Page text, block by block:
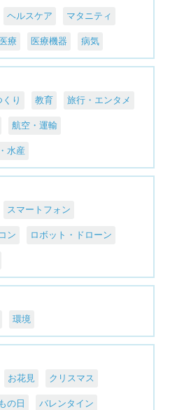
ヘルスケア マタニティ
医療 医療機器 病気
くり 教育 旅行・エンタメ
航空・運輸
水産
スマートフォン
ン ロボット・ドローン
環境
お花見 クリスマス
の日 バレンタイン